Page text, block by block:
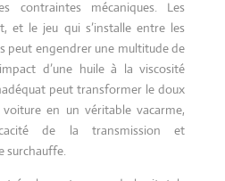
contraintes mécaniques. Les
et le jeu qui s’installe entre les
peut engendrer une multitude de
d’une huile à la viscosité
peut transformer le doux
en un véritable vacarme,
de la transmission et
surchauffe.